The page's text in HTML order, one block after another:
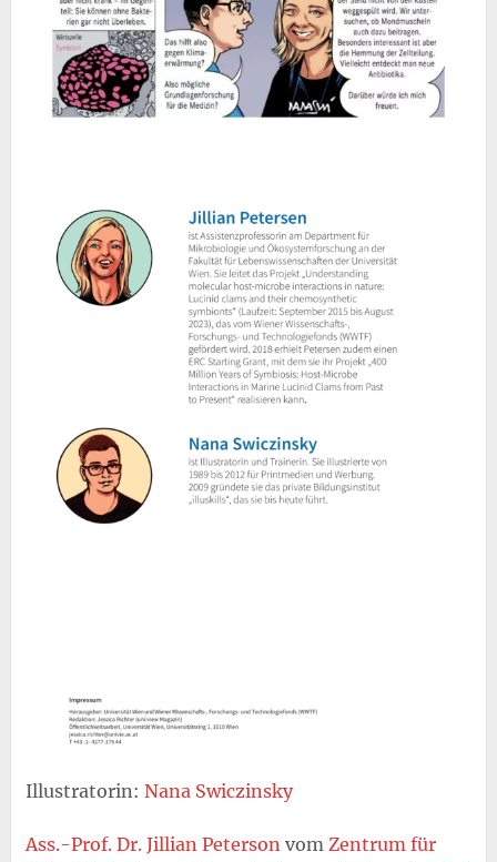
Illustratorin: Nana Swiczinsky
Ass.-Prof. Dr. Jillian Peterson vom Zentrum für